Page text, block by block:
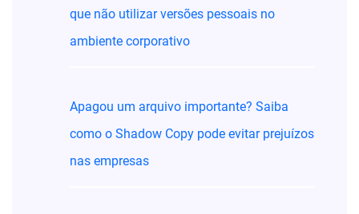
que não utilizar versões pessoais no
ambiente corporativo
Apagou um arquivo importante? Saiba
como o Shadow Copy pode evitar prejuízos
nas empresas